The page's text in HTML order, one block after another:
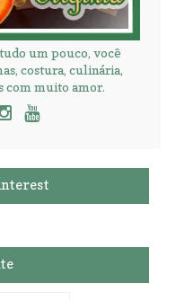
um pouco, você
costura, culinária,
com muito amor.